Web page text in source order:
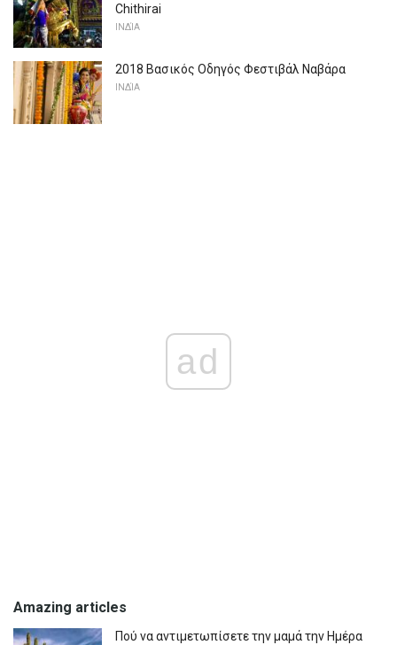
Chithirai
ΙΝΔΊΑ
2018 Βασικός Οδηγός Φεστιβάλ Ναβάρα
ΙΝΔΊΑ
ad
Amazing articles
Πού να αντιμετωπίσετε την μαμά την Ημέρα